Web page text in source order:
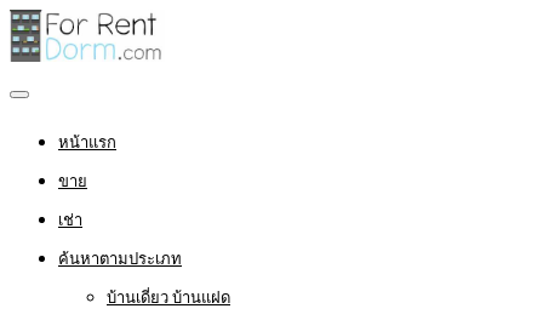
หน้าแรก
ขาย
เช่า
ค้นหาตามประเภท
บ้านเดี่ยว บ้านแฝด